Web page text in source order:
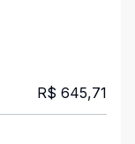
R$ 645,71